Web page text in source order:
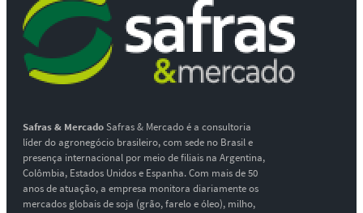
Safras & MercadoSafras & Mercado é a consultoria
líder do agronegócio brasileiro, com sede no Brasil e
presença internacional por meio de filiais na Argentina,
Colômbia, Estados Unidos e Espanha. Com mais de 50
anos de atuação, a empresa monitora diariamente os
mercados globais de soja (grão, farelo e óleo), milho,